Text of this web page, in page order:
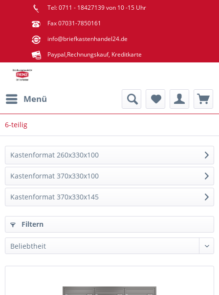
Tel: 0711 - 18427139 von 10 -15 Uhr
Fax 07031-7850161
info@briefkastenhandel24.de
Paypal,Rechnungskauf, Kreditkarte
Menü
6-teilig
Kastenformat 260x330x100
Kastenformat 370x330x100
Kastenformat 370x330x145
Filtern